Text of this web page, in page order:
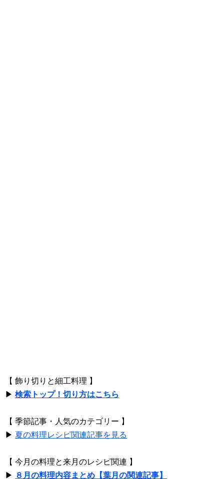
【 飾り切りと細工料理 】
▶ 検索トップ！切り方はこちら
【 季節記事・人気のカテゴリー 】
▶ 夏の料理レシピ関連記事を見る
【 今月の料理と来月のレシピ関連 】
▶ ８月の料理内容まとめ【葉月の関連記事】